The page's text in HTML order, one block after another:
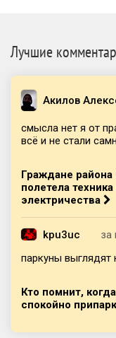
Лучшие
Акилов
смысла нет я от
всё и не стали
Граждане
полетела
электричества
kpu3uc за
паркуны выглядят
Кто помнит,
спокойно